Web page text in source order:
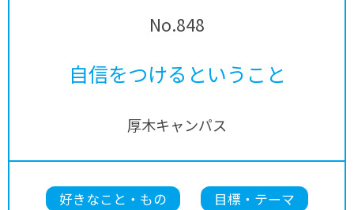
No.848
自信をつけるということ
厚木キャンパス
好きなこと・もの 目標・テーマ